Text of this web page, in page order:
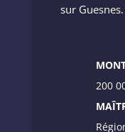
sur Guesnes.
200